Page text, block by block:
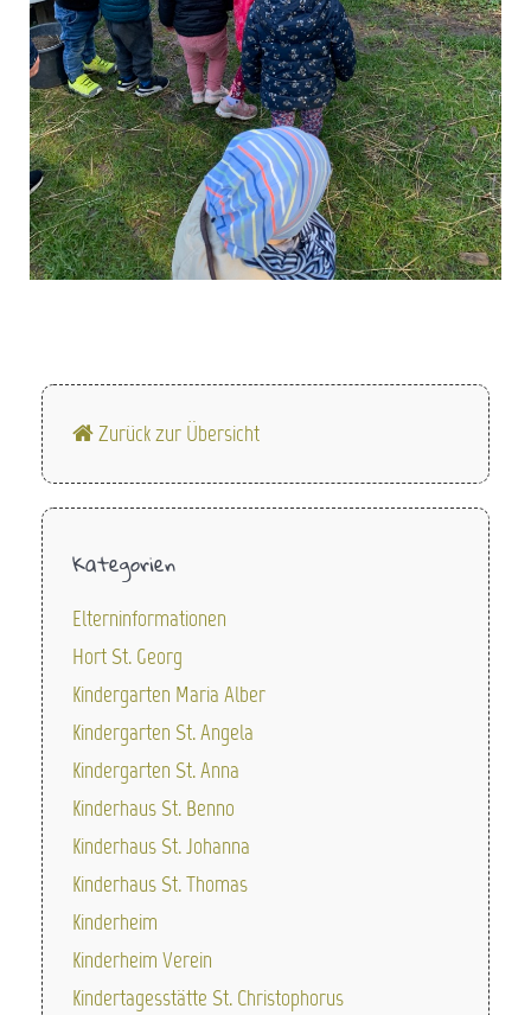
Zurück zur Übersicht
Kategorien
Elterninformationen
Hort St. Georg
Kindergarten Maria Alber
Kindergarten St. Angela
Kindergarten St. Anna
Kinderhaus St. Benno
Kinderhaus St. Johanna
Kinderhaus St. Thomas
Kinderheim
Kinderheim Verein
Kindertagesstätte St. Christophorus